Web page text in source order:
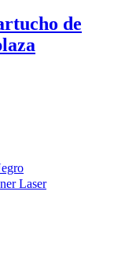
de
Laser